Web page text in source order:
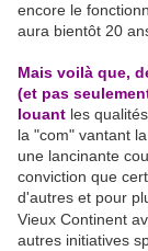
encore le
aura bientôt 20
Mais voilà que,
(et pas
louant les
la "com" vantant
une lancinante
conviction que
d'autres et pour
Vieux Continent
autres initiatives